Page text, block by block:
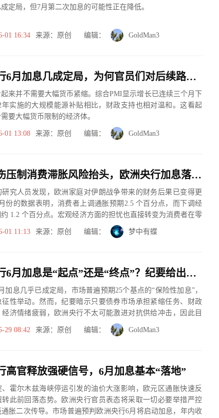
定局，但7月第二次加息的可能性正在降低。
01 16:34 来源：原创 编辑： GoldMan3
欧洲央行6月加息几成定局，为何官员们对后续路径集体“沉默”？
来并不需要大幅货币紧缩。综合PMI显示增长已连续三个月下
年实施的大规模能源补贴相比，财政支持也相对温和。这看起
要大幅货币限制的经济体。
01 13:08 来源：原创 编辑： GoldMan3
双重创伤压制消费滞胀风险抬头，欧洲央行加息落地在即
研究人员发现，欧洲家庭对伊朗战争带来的财务后果已变得更
份的数据表明，消费者上调通胀预期2.5 个百分点，而下调经
1.2 个百分点。宏观经济方面的担忧也直接转变为消费者在零
...
01 11:13 来源：原创 编辑： 梦中有蝶
欧洲央行6月加息是“起点”还是“终点”？纪要给出了暗示
加息几乎已成定局，市场普遍预期25个基点的“保险性加息”，
征性举动。然而，纪要暗示只要债券市场承担紧缩任务、财政
济情绪疲弱，欧洲央行不太可能激进对抗供给冲击，因此目
一次加息...
29 08:42 来源：原创 编辑： GoldMan3
高官释放强硬信号，6月加息基本“落地”
、霍尔木兹海峡停运引发的油价大涨影响，欧元区通胀快速反
转此前回落态势。欧洲央行官员表态将采取一切必要举措严控
胀二次传导。市场普遍预判欧洲央行6月将启动加息，年内收